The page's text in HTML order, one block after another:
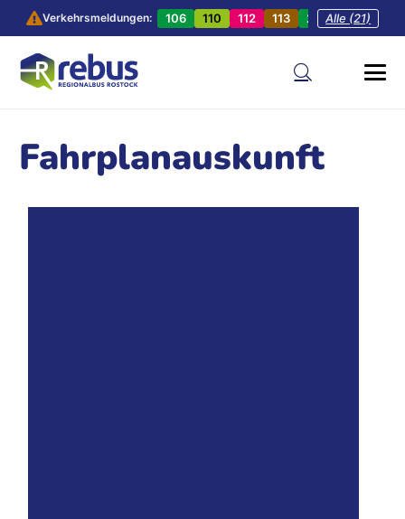
Verkehrsmeldungen: 106 110 112 113 201 202
Alle (21)
Fahrplanauskunft